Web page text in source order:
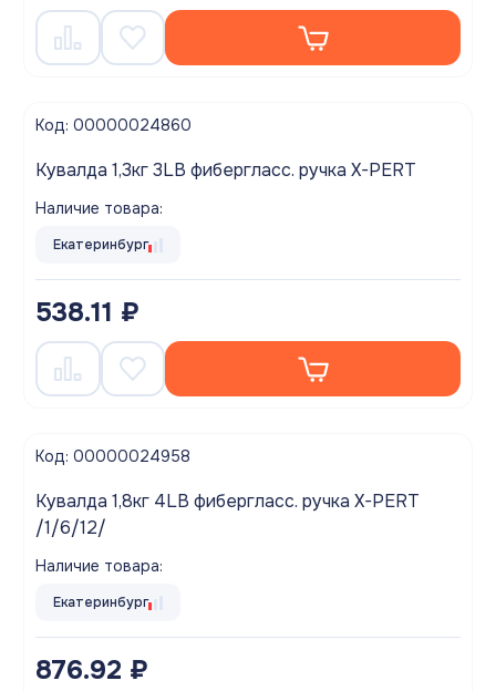
Код: 00000024860
Кувалда 1,3кг 3LB фибергласс. ручка X-PERT
Наличие товара:
Екатеринбург
538.11 ₽
Код: 00000024958
Кувалда 1,8кг 4LB фибергласс. ручка X-PERT
/1/6/12/
Наличие товара:
Екатеринбург
876.92 ₽